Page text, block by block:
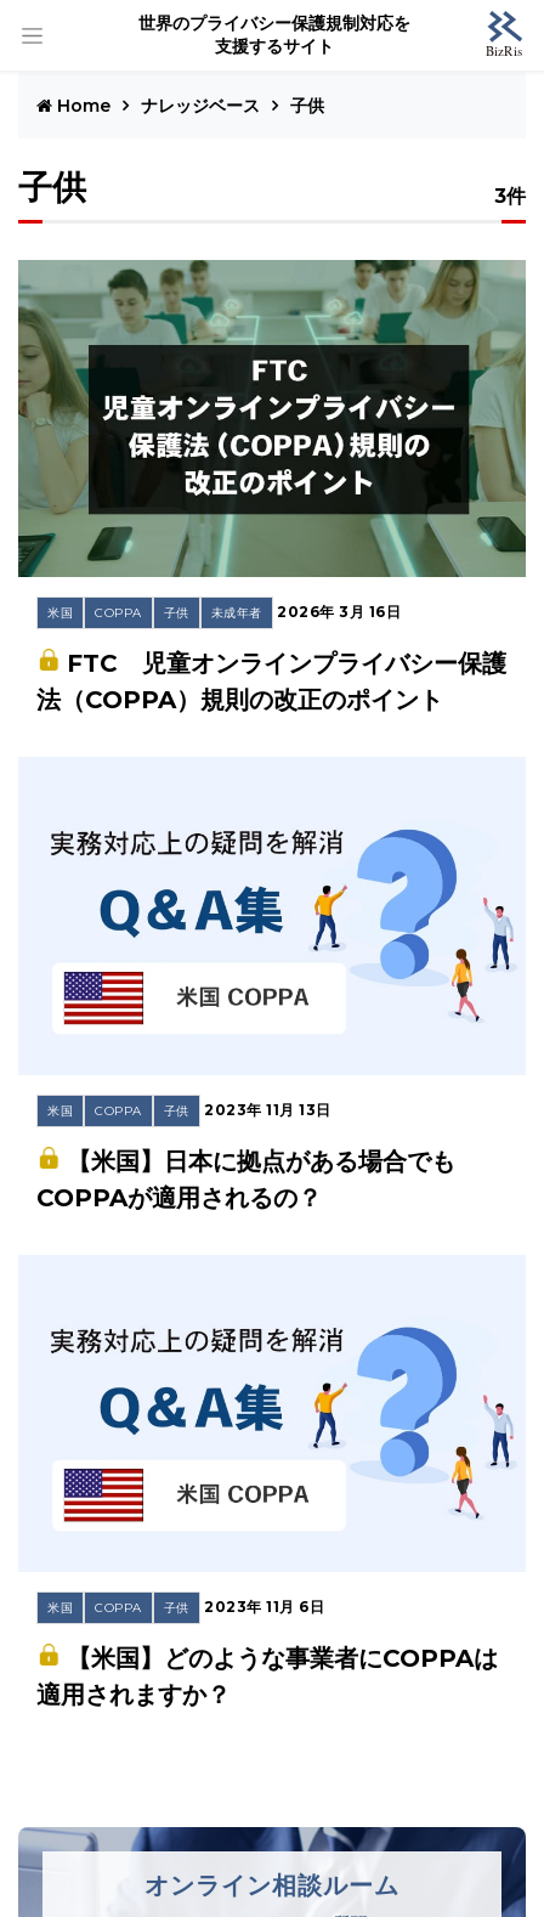
世界のプライバシー保護規制対応を
支援するサイト
Home ナレッジベース 子供
子供 3件
米国 COPPA 子供 未成年者 2026年 3月 16日
FTC 児童オンラインプライバシー保護
法（COPPA）規則の改正のポイント
米国 COPPA 子供 2023年 11月 13日
【米国】日本に拠点がある場合でも
COPPAが適用されるの？
米国 COPPA 子供 2023年 11月 6日
【米国】どのような事業者にCOPPAは
適用されますか？
オンライン相談ルーム